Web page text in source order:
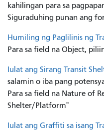
kahilingan para sa
Siguraduhing punan ang
Humiling ng Paglilinis ng
Para sa field na Object,
Iulat ang Sirang Transit
salamin o iba pang
Para sa field na Nature of
Shelter/Platform"
Iulat ang Graffiti sa isang